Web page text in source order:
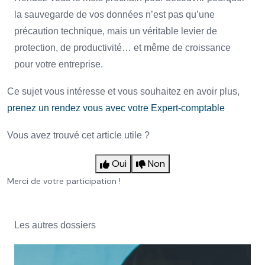
la sauvegarde de vos données n’est pas qu’une
précaution technique, mais un véritable levier de
protection, de productivité… et même de croissance
pour votre entreprise.
Ce sujet vous intéresse et vous souhaitez en avoir plus,
prenez un rendez vous avec votre Expert-comptable
Vous avez trouvé cet article utile ?
Oui Non
Merci de votre participation !
Les autres dossiers